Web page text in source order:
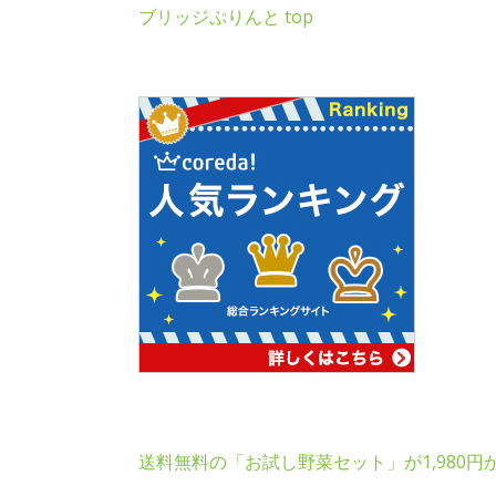
ブリッジぷりんと top
送料無料の「お試し野菜セット」が1,980円